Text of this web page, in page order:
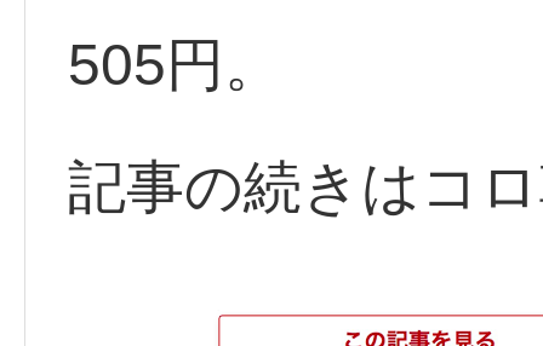
505円。
記事の続きはコ